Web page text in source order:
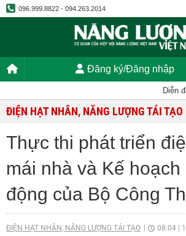
096.999.8822 - 094.263.2014
Đăng ký/Đăng nhập
Diễn
ĐIỆN HẠT NHÂN, NĂNG LƯỢNG TÁI TẠO
Thực thi phát triển
mái nhà và Kế hoạch
động của Bộ Công
ĐIỆN HẠT NHÂN, NĂNG LƯỢNG TÁI TẠO 08:04